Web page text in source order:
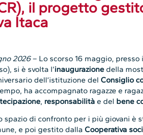
il progetto
Itaca
2026– Lo scorso 16 maggio, presso
si è svolta l’inaugurazione della
dell’istituzione del Consiglio
ha accompagnato ragazze e
, responsabilità e del bene
spazio di confronto per i più giovani è
e poi gestito dallaCooperativa